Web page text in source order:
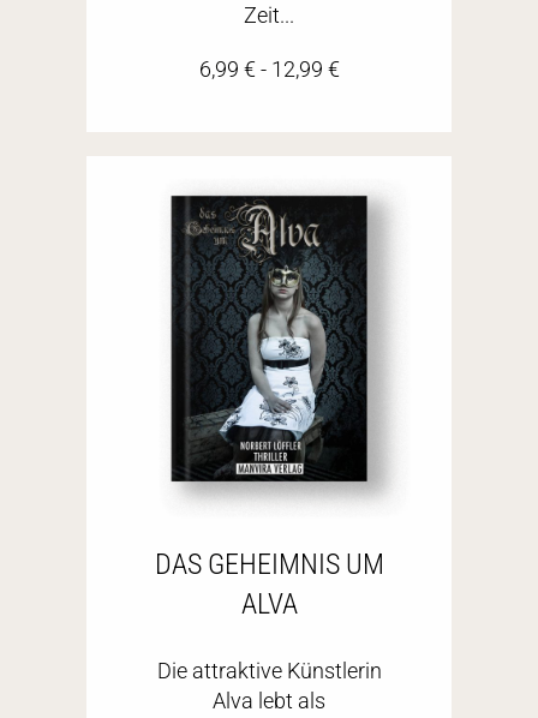
Zeit...
6,99 € - 12,99 €
DAS GEHEIMNIS UM
ALVA
Die attraktive Künstlerin
Alva lebt als